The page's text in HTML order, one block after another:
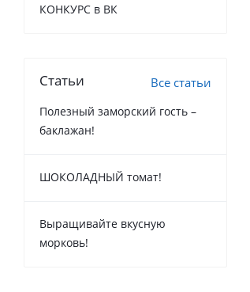
КОНКУРС в ВК
Статьи Все статьи
Полезный заморский гость –
баклажан!
ШОКОЛАДНЫЙ томат!
Выращивайте вкусную
морковь!